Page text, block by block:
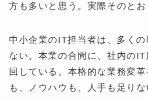
方も多いと思う。実際そのとお
中小企業のIT担当者は、多く
ない。本業の合間に、社内の
回している。本格的な業務変
も、ノウハウも、人手も足りな